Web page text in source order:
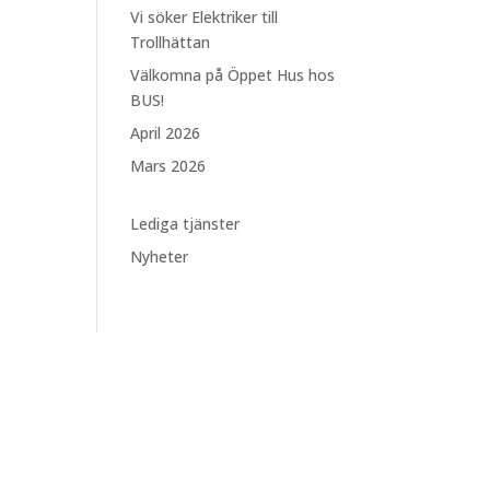
Vi söker Elektriker till
Trollhättan
Välkomna på Öppet Hus hos
BUS!
April 2026
Mars 2026
Lediga tjänster
Nyheter